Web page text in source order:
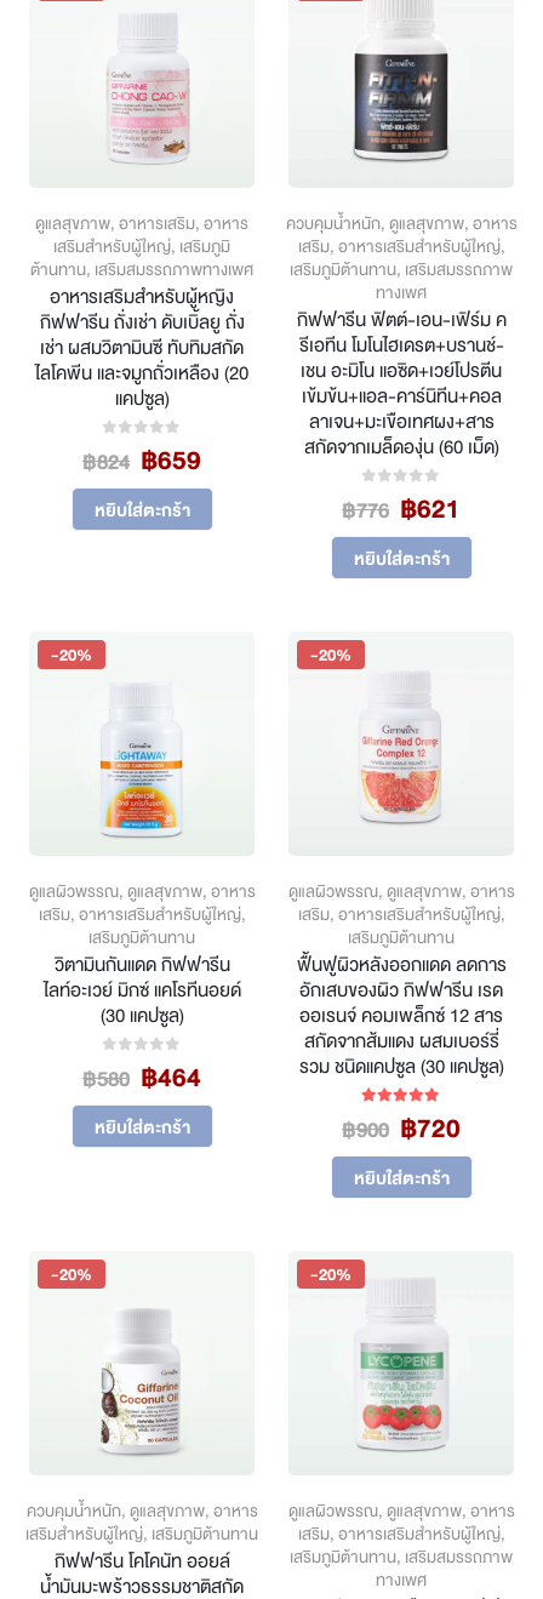
ดูแลสุขภาพ,อาหารเสริม,อาหาร
เสริมสำหรับผู้ใหญ่, เสริมภูมิ
ต้านทาน, เสริมสมรรถภาพทางเพศ
อาหารเสริมสำหรับผู้หญิง
กิฟฟารีน ถั่งเช่า ดับเบิ้ลยู ถั่ง
เช่า ผสมวิตามินซี ทับทิมสกัด
ไลโคพีน และจมูกถั่วเหลือง (20
แคปซูล)
฿824 Original
price
was:
฿824.
฿659Current
price
฿659.
หยิบใส่ตะกร้า
ควบคุมน้ำหนัก, ดูแลสุขภาพ,อาหาร
เสริม,อาหารเสริมสำหรับผู้ใหญ่,
เสริมภูมิต้านทาน, เสริมสมรรถภาพ
ทางเพศ
กิฟฟารีน ฟิตต์-เอน-เฟิร์ม ค
รีเอทีน โมโนไฮเดรต+บรานช์-
เชน อะมิโน แอซิด+เวย์โปรตีน
เข้มข้น+แอล-คาร์นิทีน+คอล
ลาเจน+มะเขือเทศผง+สาร
สกัดจากเมล็ดองุ่น (60 เม็ด)
฿776 Original
price
was:
฿776.
฿621
price
฿621.
หยิบใส่ตะกร้า
-20%
ดูแลผิวพรรณ, ดูแลสุขภาพ,อาหาร
เสริม,อาหารเสริมสำหรับผู้ใหญ่,
เสริมภูมิต้านทาน
วิตามินกันแดด กิฟฟารีน
ไลท์อะเวย์ มิกซ์ แคโรทีนอยด์
(30 แคปซูล)
฿580 Original
price
was:
฿580.
฿464Current
price
฿464.
หยิบใส่ตะกร้า
-20%
ดูแลผิวพรรณ, ดูแลสุขภาพ,อาหาร
เสริม,อาหารเสริมสำหรับผู้ใหญ่,
เสริมภูมิต้านทาน
ฟื้นฟูผิวหลังออกแดด ลดการ
อักเสบของผิว กิฟฟารีน เรด
ออเรนจ์ คอมเพล็กซ์ 12 สาร
สกัดจากส้มแดง ผสมเบอร์รี่
รวม ชนิดแคปซูล (30 แคปซูล)
฿900 Original
price
was:
฿900.
฿720
price
฿720.
หยิบใส่ตะกร้า
-20%
ควบคุมน้ำหนัก, ดูแลสุขภาพ,อาหาร
เสริมสำหรับผู้ใหญ่, เสริมภูมิต้านทาน
กิฟฟารีน โคโคนัท ออยล์
น้ำมันมะพร้าวธรรมชาติสกัด
-20%
ดูแลผิวพรรณ, ดูแลสุขภาพ,อาหาร
เสริม,อาหารเสริมสำหรับผู้ใหญ่,
เสริมภูมิต้านทาน, เสริมสมรรถภาพ
ทางเพศ